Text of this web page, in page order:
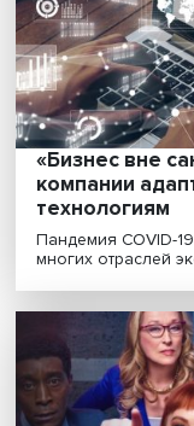
Врач из
получить